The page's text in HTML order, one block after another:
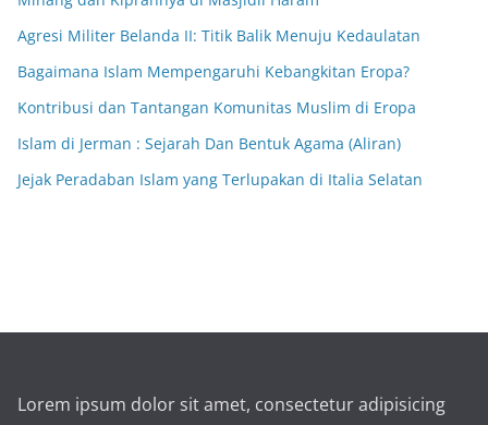
Agresi Militer Belanda II: Titik Balik Menuju Kedaulatan
Bagaimana Islam Mempengaruhi Kebangkitan Eropa?
Kontribusi dan Tantangan Komunitas Muslim di Eropa
Islam di Jerman : Sejarah Dan Bentuk Agama (Aliran)
Jejak Peradaban Islam yang Terlupakan di Italia Selatan
Lorem ipsum dolor sit amet, consectetur adipisicing